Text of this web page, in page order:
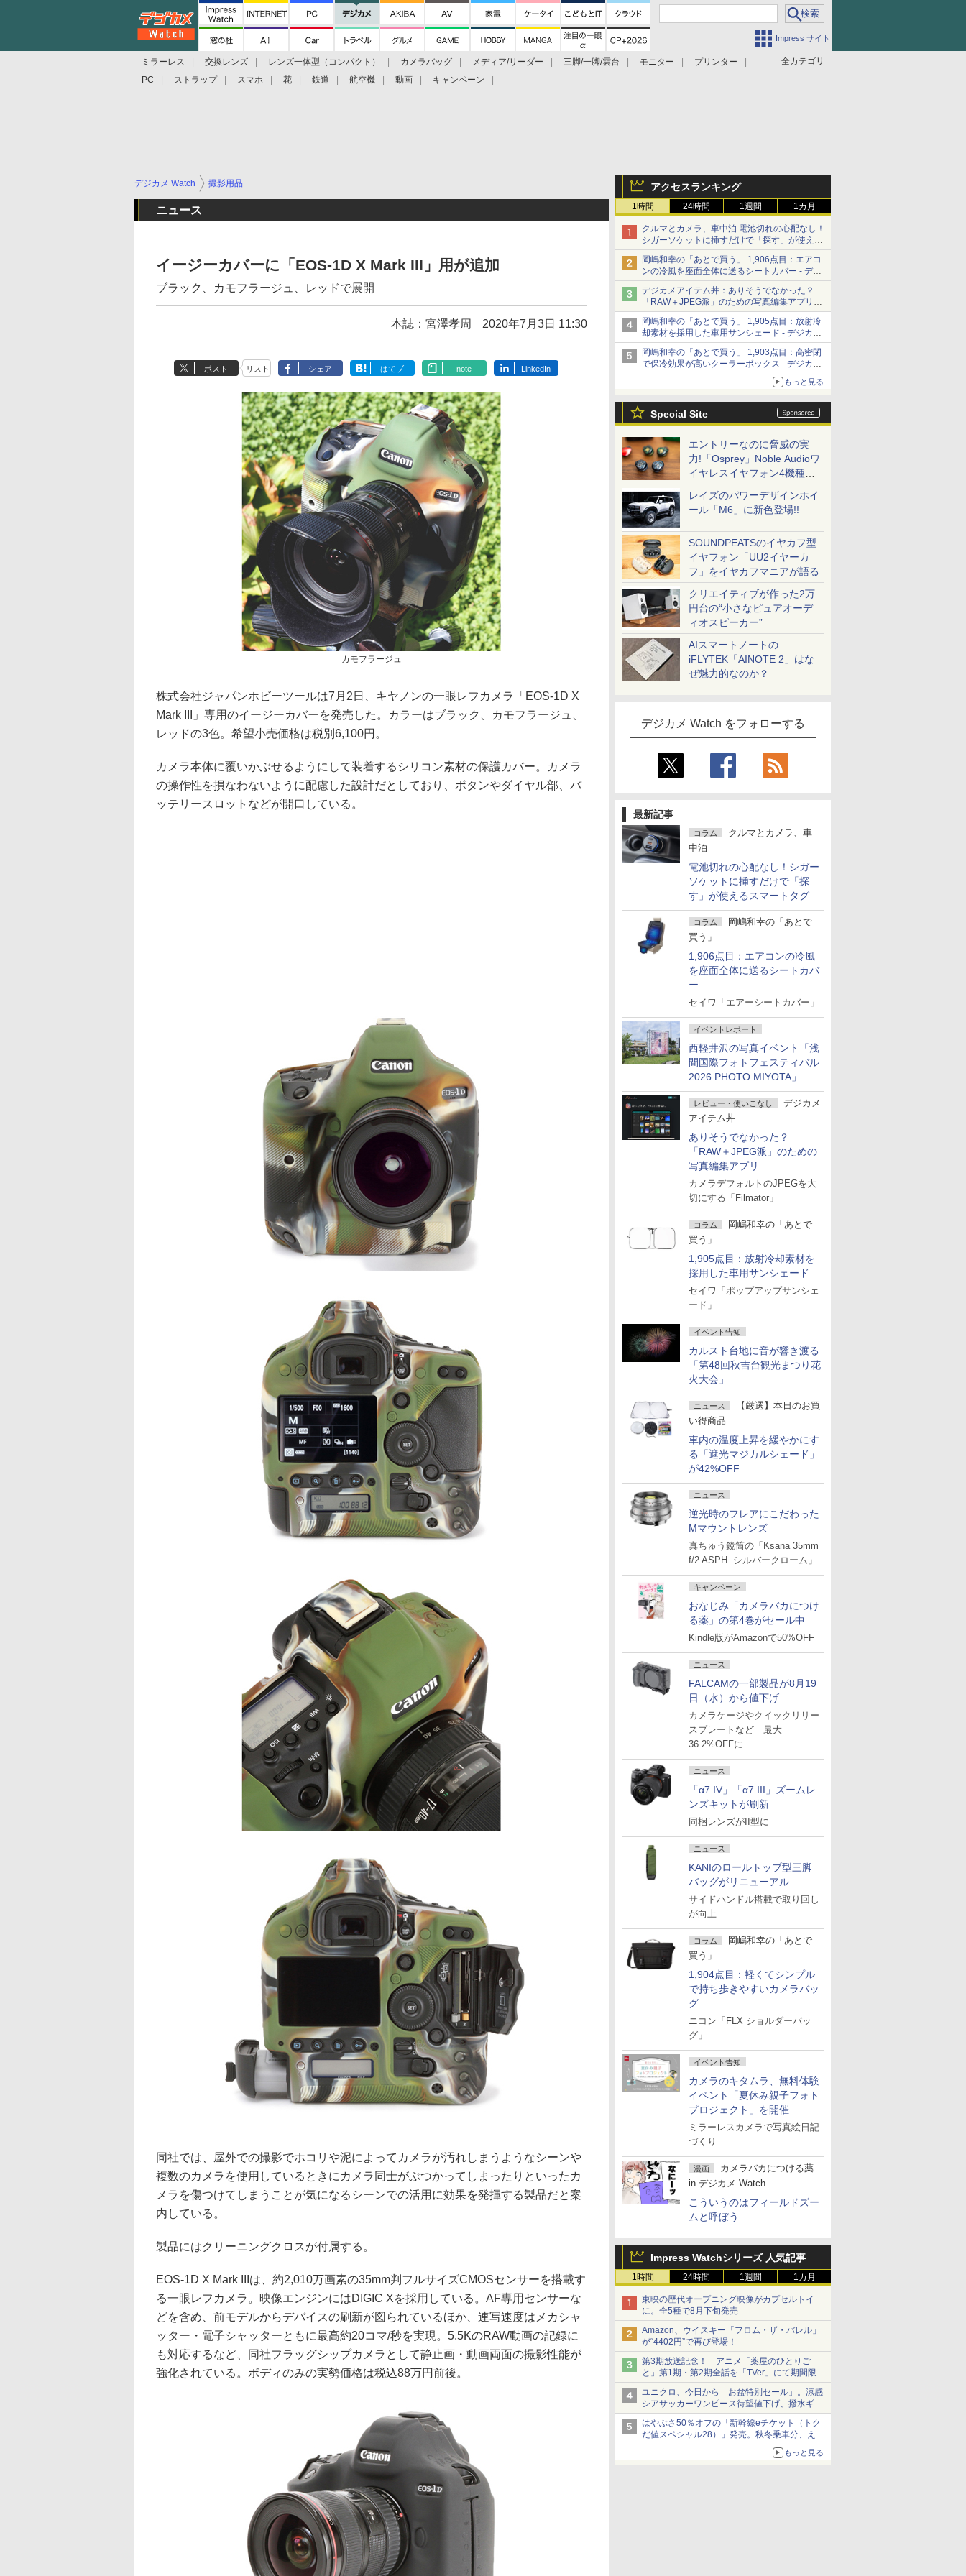
Impress サイト
全カテゴリ
ミラーレス 交換レンズ レンズ一体型（コンパクト） カメラバッグ メディア/リーダー 三脚/一脚/雲台 モニター
プリンター
PC
ストラップ スマホ 花 鉄道 航空機 動画 キャンペーン
アクセスランキング
1時間 24時間 1週間 1カ月
クルマとカメラ、車中泊 電池切れの心配なし！
シガーソケットに挿すだけで「探す」が使える
スマートタグ - デジカメ Watch
岡嶋和幸の「あとで買う」 1,906点目：エアコ
ンの冷風を座面全体に送るシートカバー - デジ
カメ Watch
デジカメアイテム丼：ありそうでなかった？
「RAW＋JPEG派」のための写真編集アプリ
カメラデフォルトのJPEGを大切にする
「Filmator」
岡嶋和幸の「あとで買う」 1,905点目：放射冷
却素材を採用した車用サンシェード - デジカメ
Watch
岡嶋和幸の「あとで買う」 1,903点目：高密閉
で保冷効果が高いクーラーボックス - デジカメ
もっと見る
Special Site
エントリーなのに脅威の実
力!「Osprey」Noble Audioワ
イヤレスイヤフォン4機種を
一気に聴く
レイズのパワーデザインホイ
ール「M6」に新色登場!!
SOUNDPEATSのイヤカフ型
イヤフォン「UU2イヤーカ
フ」をイヤカフマニアが語る
クリエイティブが作った2万
円台の“小さなピュアオーデ
ィオスピーカー”
AIスマートノートの
iFLYTEK「AINOTE 2」はな
ぜ魅力的なのか？
デジカメ Watch をフォローする
最新記事
コラム
クルマとカメラ、車
中泊
電池切れの心配なし！シガー
ソケットに挿すだけで「探
す」が使えるスマートタグ
コラム
岡嶋和幸の「あとで
買う」
1,906点目：エアコンの冷風
を座面全体に送るシートカバ
ー
セイワ「エアーシートカバー」
イベントレポート
西軽井沢の写真イベント「浅
間国際フォトフェスティバル
2026 PHOTO MIYOTA」が
開幕
レビュー・使いこなし
デジカメ
アイテム丼
ありそうでなかった？
「RAW＋JPEG派」のための
写真編集アプリ
カメラデフォルトのJPEGを大
切にする「Filmator」
コラム
岡嶋和幸の「あとで
買う」
1,905点目：放射冷却素材を
採用した車用サンシェード
セイワ「ポップアップサンシェ
ード」
イベント告知
カルスト台地に音が響き渡る
「第48回秋吉台観光まつり花
火大会」
ニュース
【厳選】本日のお買
い得商品
車内の温度上昇を緩やかにす
る「遮光マジカルシェード」
が42%OFF
ニュース
逆光時のフレアにこだわった
Mマウントレンズ
真ちゅう鏡筒の「Ksana 35mm
f/2 ASPH. シルバークローム」
キャンペーン
おなじみ「カメラバカにつけ
る薬」の第4巻がセール中
Kindle版がAmazonで50%OFF
ニュース
FALCAMの一部製品が8月19
日（水）から値下げ
カメラケージやクイックリリー
スプレートなど 最大
36.2%OFFに
ニュース
「α7 IV」「α7 III」ズームレ
ンズキットが刷新
同梱レンズがII型に
ニュース
KANIのロールトップ型三脚
バッグがリニューアル
サイドハンドル搭載で取り回し
が向上
コラム
岡嶋和幸の「あとで
買う」
1,904点目：軽くてシンプル
で持ち歩きやすいカメラバッ
グ
ニコン「FLX ショルダーバッ
グ」
イベント告知
カメラのキタムラ、無料体験
イベント「夏休み親子フォト
プロジェクト」を開催
ミラーレスカメラで写真絵日記
づくり
漫画
カメラバカにつける薬
in デジカメ Watch
こういうのはフィールドズー
ムと呼ぼう
Impress Watchシリーズ 人気記事
1時間 24時間 1週間 1カ月
東映の歴代オープニング映像がカプセルトイ
に。全5種で8月下旬発売
Amazon、ウイスキー「フロム・ザ・バレル」
が“4402円”で再び登場！
第3期放送記念！ アニメ「薬屋のひとりご
と」第1期・第2期全話を「TVer」にて期間限定
で順次無料配信開始
ユニクロ、今日から「お盆特別セール」。涼感
シアサッカーワンピース待望値下げ、撥水ギア
ショーツは1990円に
はやぶさ50％オフの「新幹線eチケット（トク
だ値スペシャル28）」発売。秋冬乗車分、えき
もっと見る
デジカメ Watch 撮影用品
ニュース
イージーカバーに「EOS-1D X Mark III」用が追加
ブラック、カモフラージュ、レッドで展開
本誌：宮澤孝周 2020年7月3日 11:30
ポスト リスト シェア はてブ note LinkedIn
カモフラージュ
株式会社ジャパンホビーツールは7月2日、キヤノンの一眼レフカメラ「EOS-1D X
Mark III」専用のイージーカバーを発売した。カラーはブラック、カモフラージュ、
レッドの3色。希望小売価格は税別6,100円。
カメラ本体に覆いかぶせるようにして装着するシリコン素材の保護カバー。カメラ
の操作性を損なわないように配慮した設計だとしており、ボタンやダイヤル部、バ
ッテリースロットなどが開口している。
同社では、屋外での撮影でホコリや泥によってカメラが汚れしまうようなシーンや
複数のカメラを使用しているときにカメラ同士がぶつかってしまったりといったカ
メラを傷つけてしまうことが気になるシーンでの活用に効果を発揮する製品だと案
内している。
製品にはクリーニングクロスが付属する。
EOS-1D X Mark IIIは、約2,010万画素の35mm判フルサイズCMOSセンサーを搭載す
る一眼レフカメラ。映像エンジンにはDIGIC Xを採用している。AF専用センサーな
どを含め、前モデルからデバイスの刷新が図られているほか、連写速度はメカシャ
ッター・電子シャッターともに最高約20コマ/秒を実現。5.5KのRAW動画の記録に
も対応するなど、同社フラッグシップカメラとして静止画・動画両面の撮影性能が
強化されている。ボディのみの実勢価格は税込88万円前後。